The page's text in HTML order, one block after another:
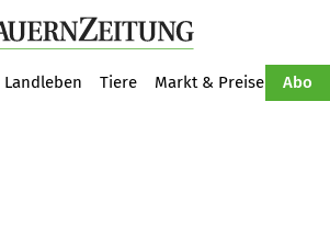
Landleben Tiere Markt & Preise Abo